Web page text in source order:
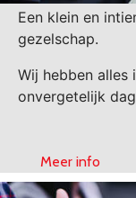
Een klein en
gezelschap.
Wij hebben
onvergetelijk
Meer info